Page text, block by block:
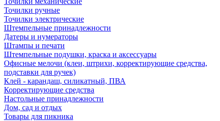
Точилки ручные
Точилки электрические
Штемпельные принадлежности
Датеры и нумераторы
Штампы и печати
Штемпельные подушки, краска и аксессуары
Офисные мелочи (клеи, штрихи, корректирующие средства,
подставки для ручек)
Клей - карандаш, силикатный, ПВА
Корректирующие средства
Настольные принадлежности
Дом, сад и отдых
Товары для пикника